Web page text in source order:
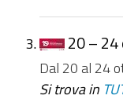
20 – 24
Dal 20 al 24
Si trova in